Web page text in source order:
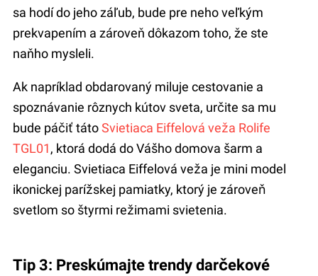
sa hodí do jeho záľub, bude pre neho veľkým
prekvapením a zároveň dôkazom toho, že ste
naňho mysleli.
Ak napríklad obdarovaný miluje cestovanie a
spoznávanie rôznych kútov sveta, určite sa mu
bude páčiť tátoSvietiaca Eiffelová veža Rolife
TGL01, ktorá dodá do Vášho domova šarm a
eleganciu. Svietiaca Eiffelová veža je mini model
ikonickej parížskej pamiatky, ktorý je zároveň
svetlom so štyrmi režimami svietenia.
Tip 3: Preskúmajte trendy darčekové